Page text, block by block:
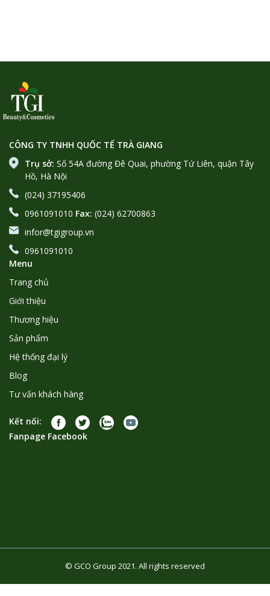
CÔNG TY TNHH QUỐC TẾ TRÀ GIANG
Trụ sở: Số 54A đường Đê Quai, phường Tứ Liên, quận Tây
Hồ, Hà Nội
(024) 37195406
0961091010 Fax: (024) 62700863
infor@tgigroup.vn
0961091010
Menu
Trang chủ
Giới thiệu
Thương hiệu
Sản phẩm
Hệ thống đại lý
Blog
Tư vấn khách hàng
Kết nối:
Fanpage Facebook
© GCO Group 2021. All rights reserved